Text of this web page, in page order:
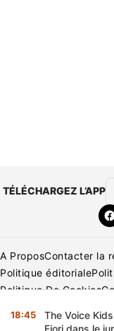
TÉLÉCHARGEZ L’APP
A ProposContacter la
Politique éditoriale
Politique De Cookies
Copyright © 2026
18:45
The Voice
Fiori dans le